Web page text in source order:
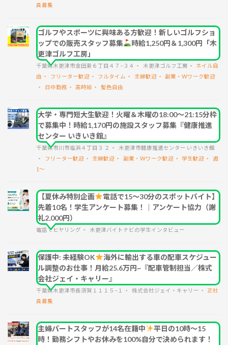
員募集
ゴルフやスポーツに興味ある方歓迎！新しいゴルフショ
ップでの販売スタッフ募集
時給1,250円＆1,300円「木
更津ゴルフ工房」
千葉県木更津市金田東６丁目４７−３４ 木更津ゴルフ工房
ネイル自
由
フリーター歓迎 フルタイム 主婦歓迎
副業・Wワーク歓迎
日中勤務
高時給 髪色自由
大学・専門短大生歓迎！火曜＆木曜の18:00～21:15分枠
で募集中！時給1,170円の施設スタッフ募集『健康推進
センター いきいき館』
千葉県市川市塩浜４丁目３ ２
木更津市健康推進センター いきいき館
フリーター歓迎
主婦歓迎 副業・Wワーク歓迎 学生歓迎
週
1～
【夏休み特別企画
電話で15〜30分のスポットバイト】
先着10名！学生アンケート募集！｜アンケート協力（謝
礼2,000円）
電話でヒヤリング 木更津バイトナビの学生インタビュー
保護中: 未経験OK
海外に輸出する車の配車スケジュー
ル調整のお仕事！月給25.6万円~『配車管制担当／株式
会社ジェイ・キャリー』
千葉県木更津市長須賀１１１５−１ 株式会社ジェイ・キャリー
正社
員募集
主婦パートスタッフが14名在籍中
平日の10時～15
時！勤務シフトやお休みを100%自分で決められます！